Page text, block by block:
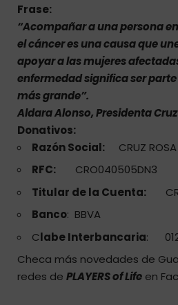
Frase:
“Acompañar a una persona
el cáncer es una causa que
apoyar a las mujeres
enfermedad significa ser
más grande”.
Aldara Alonso, Presidenta
Donativos:
Razón Social: CRUZ ROSA
RFC: CRO040505DN3
Titular de la Cuenta:
Banco: BBVA
Clabe Interbancaria:
Checa más novedades de
redes de PLAYERS of Life en